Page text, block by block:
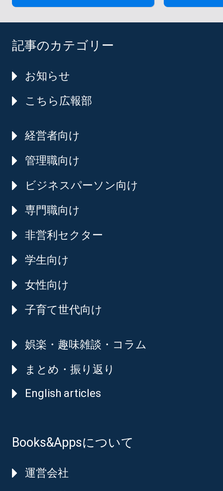
記事のカテゴリー
お知らせ
こちら広報部
経営者向け
管理職向け
ビジネスパーソン向け
専門職向け
非営利セクター
学生向け
女性向け
子育て世代向け
娯楽・趣味雑談・コラム
まとめ・振り返り
English articles
Books&Appsについて
運営会社